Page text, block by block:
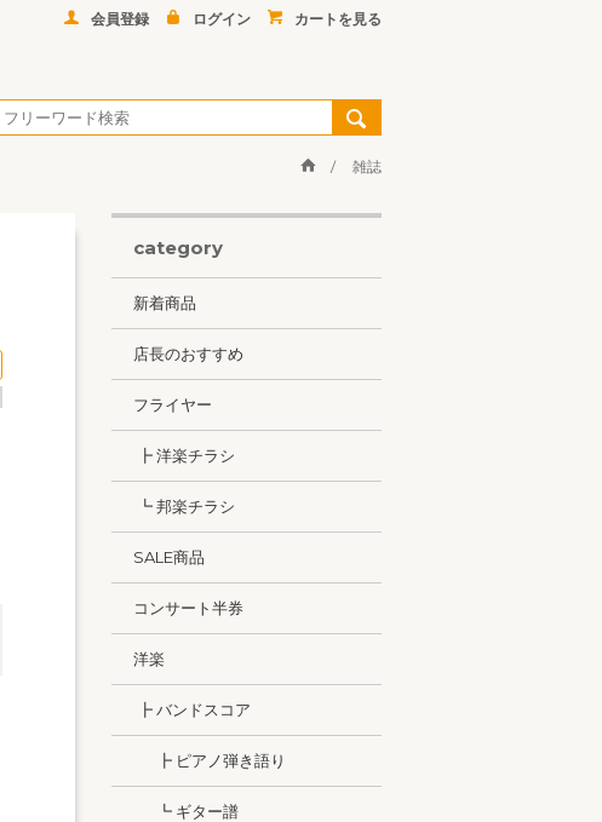
会員登録 ログイン カートを見る
雑誌
category
新着商品
店長のおすすめ
フライヤー
┣ 洋楽チラシ
┗ 邦楽チラシ
SALE商品
コンサート半券
洋楽
┣ バンドスコア
┣ ピアノ弾き語り
┗ ギター譜